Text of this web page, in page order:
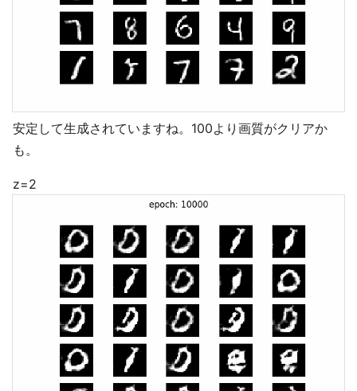
安定して生成されていますね。100より画質がクリアか
も。
z=2